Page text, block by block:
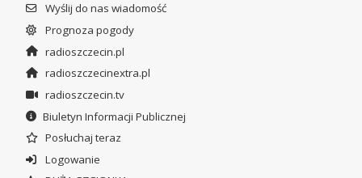
Wyślij do nas wiadomość
Prognoza pogody
radioszczecin.pl
radioszczecinextra.pl
radioszczecin.tv
Biuletyn Informacji Publicznej
Posłuchaj teraz
Logowanie